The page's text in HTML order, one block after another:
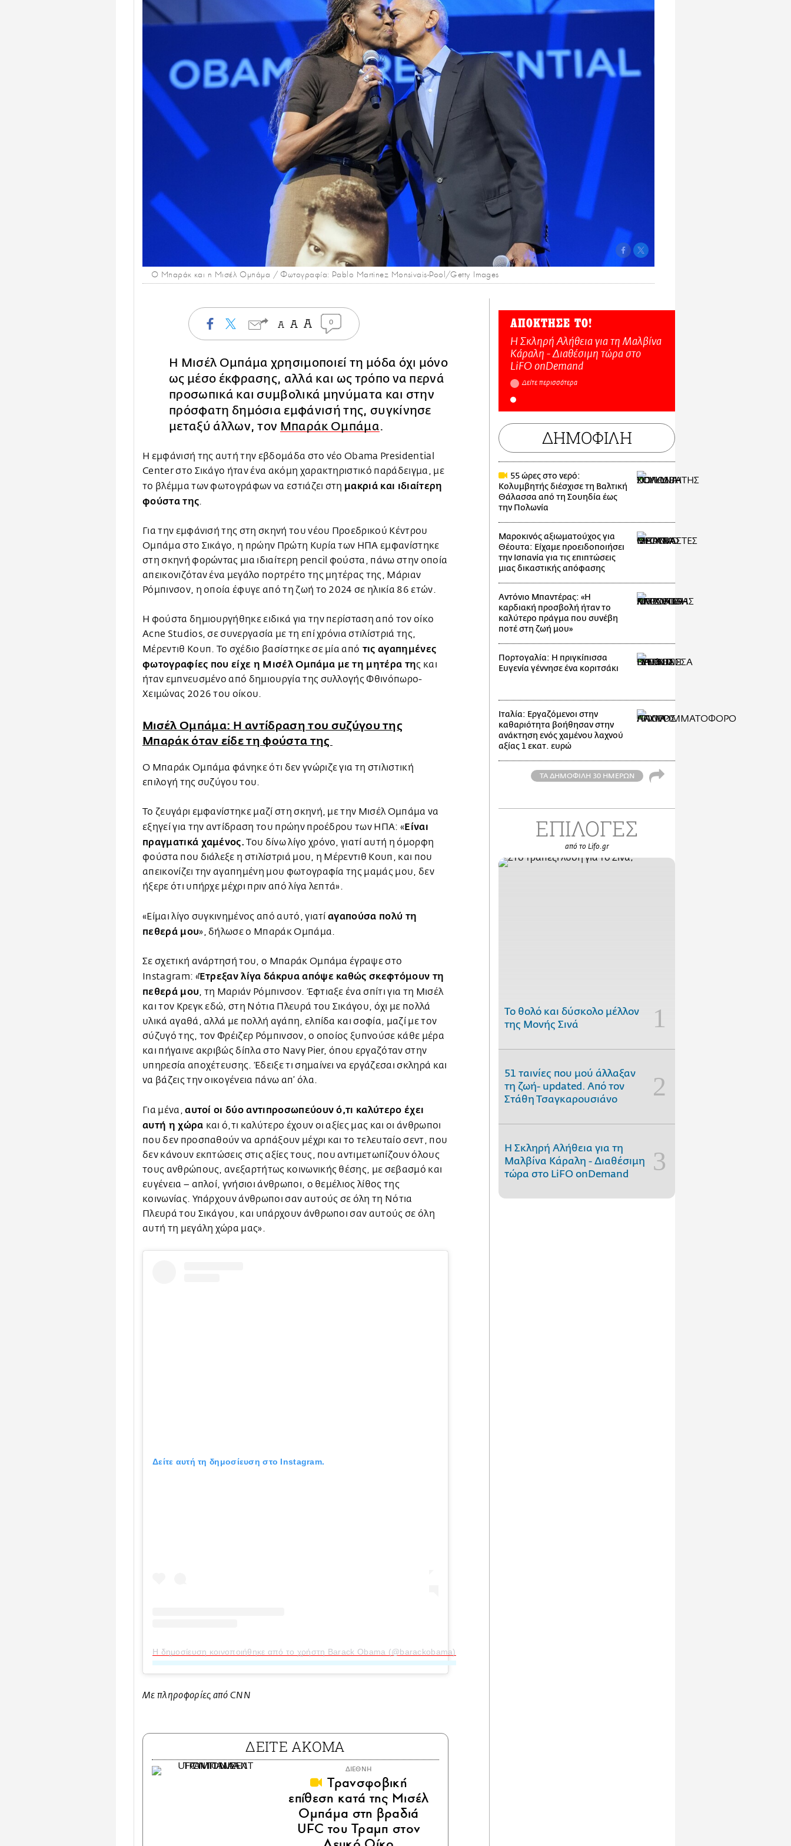
Ο Μπαράκ και η Μισέλ Ομπάμα / Φωτογραφία: Pablo Martinez Monsivais-Pool/Getty Images
0
Η Μισέλ Ομπάμα χρησιμοποιεί τη μόδα όχι μόνο
ως μέσο έκφρασης, αλλά και ως τρόπο να περνά
προσωπικά και συμβολικά μηνύματα και στην
πρόσφατη δημόσια εμφάνισή της, συγκίνησε
μεταξύ άλλων, τον Μπαράκ Ομπάμα.
Η εμφάνισή της αυτή την εβδομάδα στο νέο Obama Presidential
Center στο Σικάγο ήταν ένα ακόμη χαρακτηριστικό παράδειγμα, με
το βλέμμα των φωτογράφων να εστιάζει στη μακριά και ιδιαίτερη
φούστα της.
Για την εμφάνισή της στη σκηνή του νέου Προεδρικού Κέντρου
Ομπάμα στο Σικάγο, η πρώην Πρώτη Κυρία των ΗΠΑ εμφανίστηκε
στη σκηνή φορώντας μια ιδιαίτερη pencil φούστα, πάνω στην οποία
απεικονιζόταν ένα μεγάλο πορτρέτο της μητέρας της, Μάριαν
Ρόμπινσον, η οποία έφυγε από τη ζωή το 2024 σε ηλικία 86 ετών.
Η φούστα δημιουργήθηκε ειδικά για την περίσταση από τον οίκο
Acne Studios, σε συνεργασία με τη επί χρόνια στιλίστριά της,
Μέρεντιθ Κουπ. Το σχέδιο βασίστηκε σε μία από τις αγαπημένες
φωτογραφίες που είχε η Μισέλ Ομπάμα με τη μητέρα της και
ήταν εμπνευσμένο από δημιουργία της συλλογής Φθινόπωρο-
Χειμώνας 2026 του οίκου.
Μισέλ Ομπάμα: Η αντίδραση του συζύγου της
Μπαράκ όταν είδε τη φούστα της
Ο Μπαράκ Ομπάμα φάνηκε ότι δεν γνώριζε για τη στιλιστική
επιλογή της συζύγου του.
Το ζευγάρι εμφανίστηκε μαζί στη σκηνή, με την Μισέλ Ομπάμα να
εξηγεί για την αντίδραση του πρώην προέδρου των ΗΠΑ: «Είναι
πραγματικά χαμένος. Του δίνω λίγο χρόνο, γιατί αυτή η όμορφη
φούστα που διάλεξε η στιλίστριά μου, η Μέρεντιθ Κουπ, και που
απεικονίζει την αγαπημένη μου φωτογραφία της μαμάς μου, δεν
ήξερε ότι υπήρχε μέχρι πριν από λίγα λεπτά».
«Είμαι λίγο συγκινημένος από αυτό, γιατίαγαπούσα πολύ τη
πεθερά μου», δήλωσε ο Μπαράκ Ομπάμα.
Σε σχετική ανάρτησή του, ο Μπαράκ Ομπάμα έγραψε στο
Instagram: «Έτρεξαν λίγα δάκρυα απόψε καθώς σκεφτόμουν τη
πεθερά μου, τη Μαριάν Ρόμπινσον. Έφτιαξε ένα σπίτι για τη Μισέλ
και τον Κρεγκ εδώ, στη Νότια Πλευρά του Σικάγου, όχι με πολλά
υλικά αγαθά, αλλά με πολλή αγάπη, ελπίδα και σοφία, μαζί με τον
σύζυγό της, τον Φρέιζερ Ρόμπινσον, ο οποίος ξυπνούσε κάθε μέρα
και πήγαινε ακριβώς δίπλα στο Navy Pier, όπου εργαζόταν στην
υπηρεσία αποχέτευσης. Έδειξε τι σημαίνει να εργάζεσαι σκληρά και
να βάζεις την οικογένεια πάνω απ’ όλα.
Για μένα,αυτοί οι δύο αντιπροσωπεύουν ό,τι καλύτερο έχει
αυτή η χώρα και ό,τι καλύτερο έχουν οι αξίες μας και οι άνθρωποι
που δεν προσπαθούν να αρπάξουν μέχρι και το τελευταίο σεντ, που
δεν κάνουν εκπτώσεις στις αξίες τους, που αντιμετωπίζουν όλους
τους ανθρώπους, ανεξαρτήτως κοινωνικής θέσης, με σεβασμό και
ευγένεια – απλοί, γνήσιοι άνθρωποι, ο θεμέλιος λίθος της
κοινωνίας. Υπάρχουν άνθρωποι σαν αυτούς σε όλη τη Νότια
Πλευρά του Σικάγου, και υπάρχουν άνθρωποι σαν αυτούς σε όλη
αυτή τη μεγάλη χώρα μας».
Δείτε αυτή τη δημοσίευση στο Instagram.
Η δημοσίευση κοινοποιήθηκε από το χρήστη Barack Obama (@barackobama)
Με πληροφορίες από CNN
ΔΕΙΤΕ ΑΚΟΜΑ
ΔΙΕΘΝΗ
Τρανσφοβική
επίθεση κατά της Μισέλ
Ομπάμα στη βραδιά
UFC του Τραμπ στον
ΑΠΟΚΤΗΣΕ ΤΟ!
Η Σκληρή Αλήθεια για τη Μαλβίνα
Κάραλη - Διαθέσιμη τώρα στo
LiFO onDemand
Δείτε περισσότερα
ΔΗΜΟΦΙΛΗ
55 ώρες στο νερό:
Κολυμβητής διέσχισε τη Βαλτική
Θάλασσα από τη Σουηδία έως
την Πολωνία
Μαροκινός αξιωματούχος για
Θέουτα: Είχαμε προειδοποιήσει
την Ισπανία για τις επιπτώσεις
μιας δικαστικής απόφασης
Αντόνιο Μπαντέρας: «Η
καρδιακή προσβολή ήταν το
καλύτερο πράγμα που συνέβη
ποτέ στη ζωή μου»
Πορτογαλία: Η πριγκίπισσα
Ευγενία γέννησε ένα κοριτσάκι
Ιταλία: Εργαζόμενοι στην
καθαριότητα βοήθησαν στην
ανάκτηση ενός χαμένου λαχνού
αξίας 1 εκατ. ευρώ
ΤΑ ΔΗΜΟΦΙΛΗ 30 ΗΜΕΡΩΝ
ΕΠΙΛΟΓΕΣ
από το Lifo.gr
Το θολό και δύσκολο μέλλον
της Μονής Σινά
51 ταινίες που μού άλλαξαν
τη ζωή- updated. Aπό τον
Στάθη Τσαγκαρουσιάνο
Η Σκληρή Αλήθεια για τη
Μαλβίνα Κάραλη - Διαθέσιμη
τώρα στo LiFO onDemand